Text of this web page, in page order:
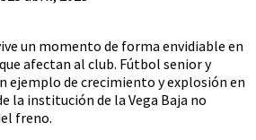
un momento de forma envidiable en
afectan al club. Fútbol senior y
ejemplo de crecimiento y explosión en
la institución de la Vega Baja no
freno.